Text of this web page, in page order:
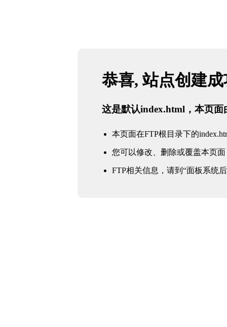
恭喜, 站点创建
这是默认index.html，本页面
本页面在FTP根目录下的
您可以修改、删除或覆盖本页面
FTP相关信息，请到“面板系统